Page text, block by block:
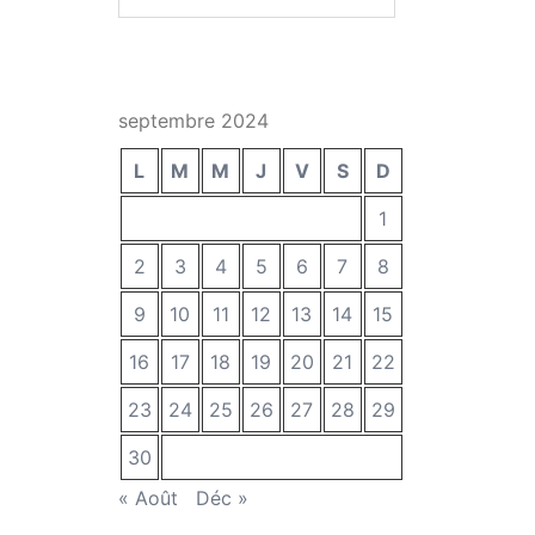
septembre 2024
L M M J V S
D
1
2
3 4 5 6 7
8
9
10 11 12 13 14
15
16
17 18 19 20 21
22
23
24 25 26 27 28
29
30
« Août
Déc »